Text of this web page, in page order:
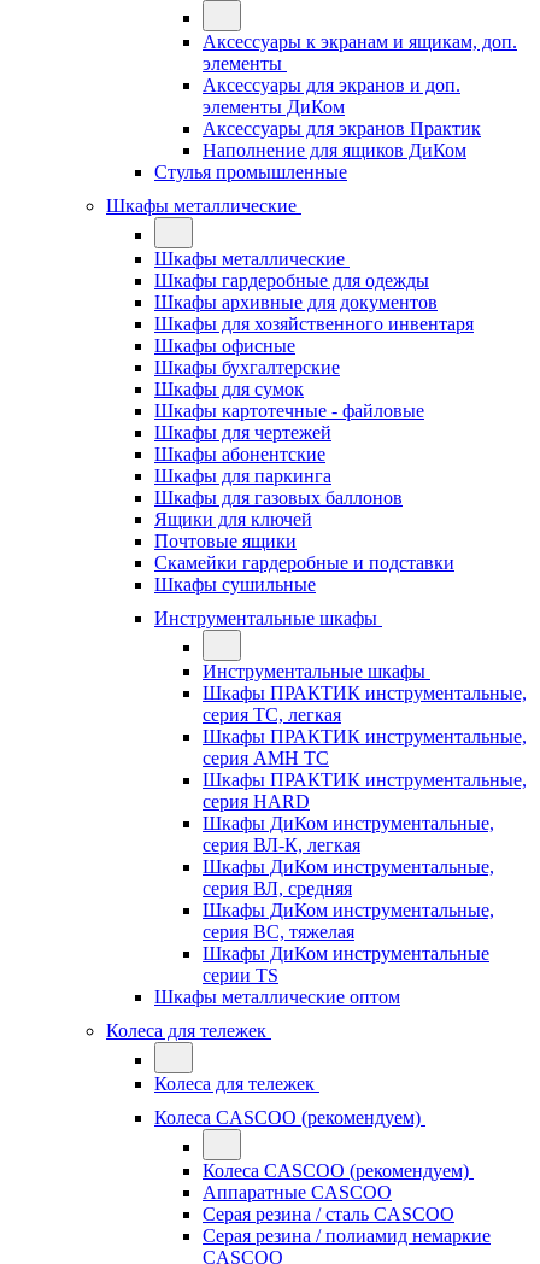
Аксессуары к экранам и ящикам, доп.
элементы
Аксессуары для экранов и доп.
элементы ДиКом
Аксессуары для экранов Практик
Наполнение для ящиков ДиКом
Стулья промышленные
Шкафы металлические
Шкафы металлические
Шкафы гардеробные для одежды
Шкафы архивные для документов
Шкафы для хозяйственного инвентаря
Шкафы офисные
Шкафы бухгалтерские
Шкафы для сумок
Шкафы картотечные - файловые
Шкафы для чертежей
Шкафы абонентские
Шкафы для паркинга
Шкафы для газовых баллонов
Ящики для ключей
Почтовые ящики
Скамейки гардеробные и подставки
Шкафы сушильные
Инструментальные шкафы
Инструментальные шкафы
Шкафы ПРАКТИК инструментальные,
серия ТC, легкая
Шкафы ПРАКТИК инструментальные,
серия AMH TC
Шкафы ПРАКТИК инструментальные,
серия HARD
Шкафы ДиКом инструментальные,
cерия ВЛ-К, легкая
Шкафы ДиКом инструментальные,
серия ВЛ, средняя
Шкафы ДиКом инструментальные,
серия ВС, тяжелая
Шкафы ДиКом инструментальные
серии TS
Шкафы металлические оптом
Колеса для тележек
Колеса для тележек
Колеса CASCOO (рекомендуем)
Колеса CASCOO (рекомендуем)
Аппаратные CASCOO
Серая резина / сталь CASCOO
Серая резина / полиамид немаркие
CASCOO